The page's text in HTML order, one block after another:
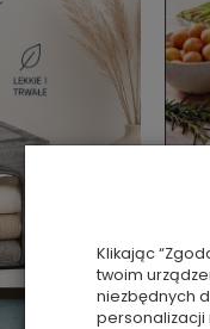
Klikając
twoim
niezbędnych
personalizacji